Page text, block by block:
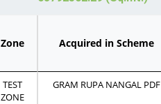
Zone Acquired in Scheme
TEST
ZONE
GRAM RUPA NANGAL PDF